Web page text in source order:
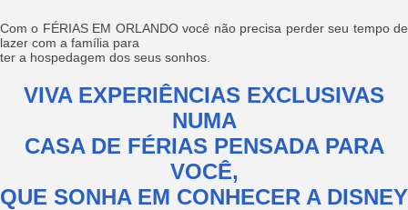
Com o FÉRIAS EM ORLANDO você não precisa perder seu tempo de
lazer com a família para
ter a hospedagem dos seus sonhos.
VIVA EXPERIÊNCIAS EXCLUSIVAS
NUMA
CASA DE FÉRIAS PENSADA PARA
VOCÊ,
QUE SONHA EM CONHECER A DISNEY